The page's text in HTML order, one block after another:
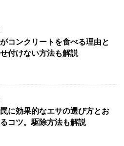
コンクリートを食べる理由と
付けない方法も解説
に効果的なエサの選び方とお
コツ。駆除方法も解説